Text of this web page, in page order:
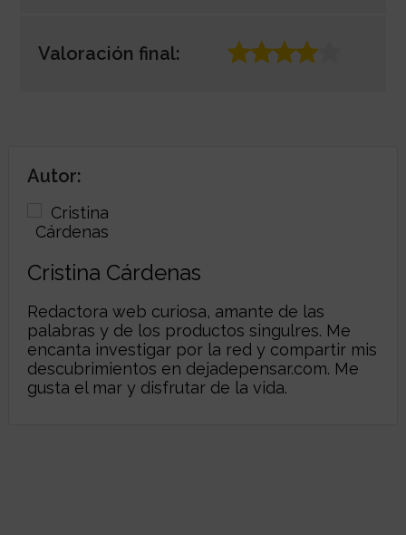
Valoración final:
Autor:
Cristina Cárdenas
Redactora web curiosa, amante de las
palabras y de los productos singulres. Me
encanta investigar por la red y compartir mis
descubrimientos en dejadepensar.com. Me
gusta el mar y disfrutar de la vida.